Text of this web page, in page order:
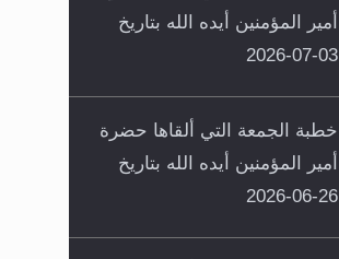
أمير المؤمنين أيده الله بتاريخ
03-07-2026
خطبة الجمعة التي ألقاها حضرة
أمير المؤمنين أيده الله بتاريخ
26-06-2026